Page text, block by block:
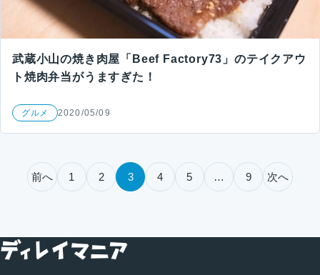
武蔵小山の焼き肉屋「Beef Factory73」のテイクアウ
ト焼肉弁当がうますぎた！
グルメ 2020/05/09
投稿のページ送り
前へ 1 2 3 4 5 … 9 次へ